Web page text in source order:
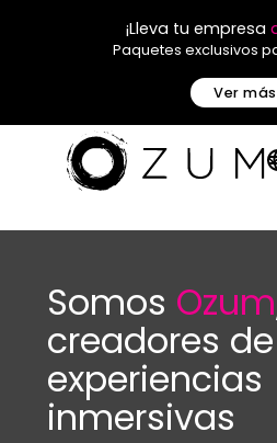
¡Lleva tu empresa
Paquetes exclusivos
Ver más
Somos Ozum
creadores de
experiencias
inmersivas